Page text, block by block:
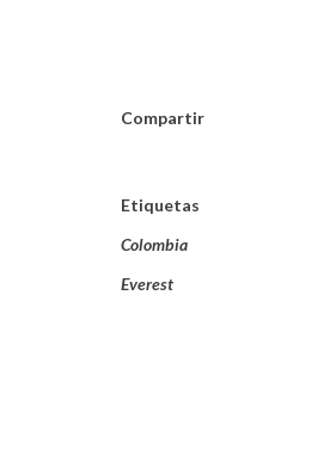
Compartir
Etiquetas
Colombia
Everest